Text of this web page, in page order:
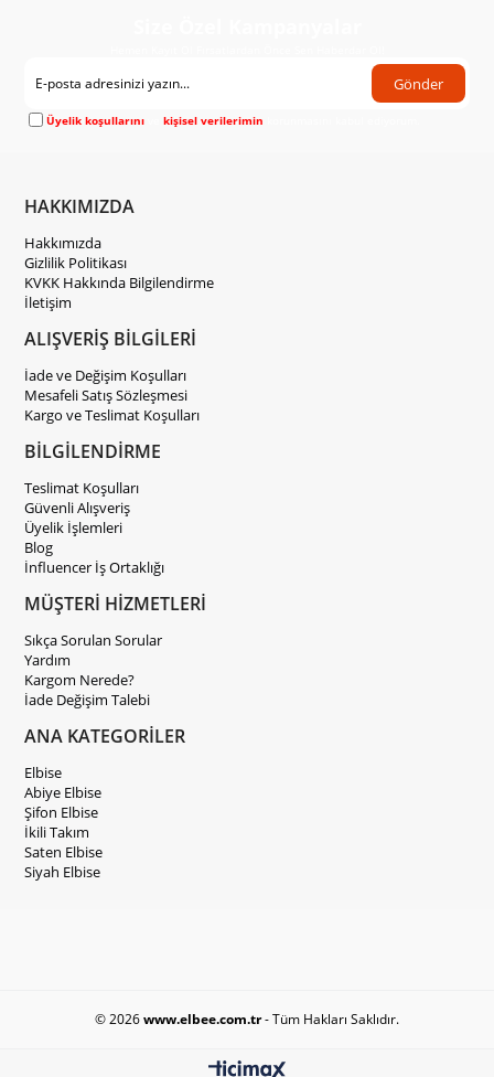
Gönder
Üyelik koşullarını vekişisel verilerimin
HAKKIMIZDA
Hakkımızda
Gizlilik Politikası
KVKK Hakkında Bilgilendirme
İletişim
ALIŞVERİŞ BİLGİLERİ
İade ve Değişim Koşulları
Mesafeli Satış Sözleşmesi
Kargo ve Teslimat Koşulları
BİLGİLENDİRME
Teslimat Koşulları
Güvenli Alışveriş
Üyelik İşlemleri
Blog
İnfluencer İş Ortaklığı
MÜŞTERİ HİZMETLERİ
Sıkça Sorulan Sorular
Yardım
Kargom Nerede?
İade Değişim Talebi
ANA KATEGORİLER
Elbise
Abiye Elbise
Şifon Elbise
İkili Takım
Saten Elbise
Siyah Elbise
© 2026www.elbee.com.tr- Tüm Hakları Saklıdır.